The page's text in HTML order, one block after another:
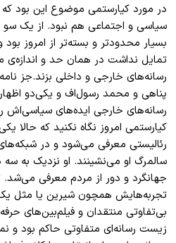
در مورد کیارستمی موضوع این بود که
سیاسی و اجتماعی هم نبود. از یک سو
بسیار محدود‌تر و بسته‌تر از امروز
تمایل نداشت در همان حد و
رسانه‌های خارجی و داخلی بزند.جز
پناهی و محمد رسول‌اف و یکی‌دو
رسانه‌های خارجی ایده‌های سیاسی‌اش
کیارستمی امروز نگاه نکنید که حالا
رئالیستی معرفی می‌شود و در
سالمرگ او می‌نشینند. او نزدیک به
جهانگرد و دور از مردم معرفی می‌شد.
تجربه‌هایش همچون شیرین یا مثل
بی‌تفاوتی منتقدان و فیلم‌بین‌های
زیست رسانه‌ای متفاوتی حاکم بود و